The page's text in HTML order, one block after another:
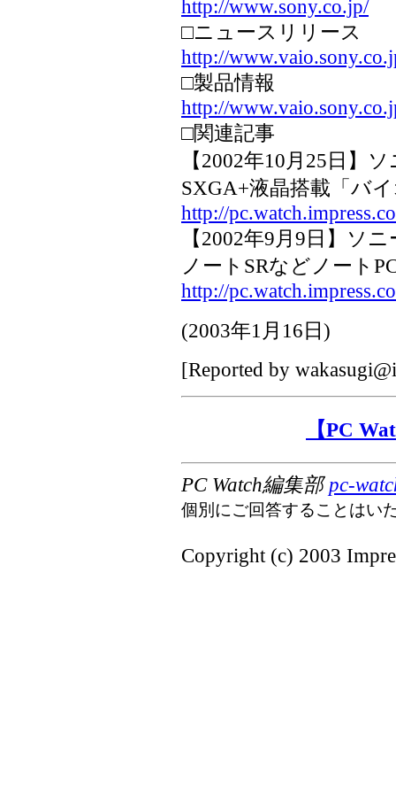
http://www.sony.co.jp/
□ニュースリリース
http://
□製品情報
http://
□関連記事
【2002年10月25日】
SXGA+液晶搭載「バ
http://
【2002年9月9日】ソ
ノートSRなどノート
http://
(2003年1月16日 )
[Reported by
【PC
PC Watch編集部pc-
個別にご回答することはい
Copyright (c) 2003